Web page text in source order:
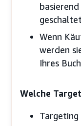
Wenn
werden
Ihres
Welche
Targeting